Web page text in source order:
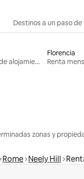
Destinos a un paso de
Renta mensual de alojamientos
Florencia
zonas y
Rome Neely Hill